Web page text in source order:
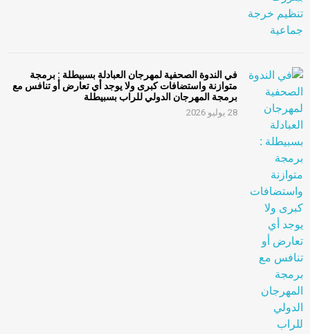
في الندوة الصحفية لمهرجان العبادلة بسبيطلة : برمجة
متوازنة واستضافات كبرى ولا يوجد أي تعارض أو تنافس مع
برمجة المهرجان الدولي للراب بسبيطلة
28 يوليو 2026